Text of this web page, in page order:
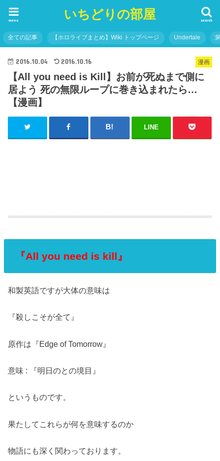
いちどりの部屋 search
menu
全ての記事 【ホロライブまとめ】Wiki トップページ Undertale
漫画
2016.10.04 2016.10.16
【All you need is Kill】お前が死ぬまで側に
居よう 死の無限ループに巻き込まれたら…
【漫画】
LINE
『All you need is kill』
和製英語ですが大体の意味は
『殺しこそが全て』
原作は『Edge of Tomorrow』
意味 : 『明日のとの境目』
というものです。
果たしてこれらが何を意味するのか
物語にも深く関わっております。